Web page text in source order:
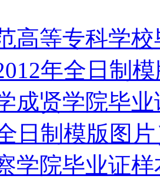
高等专科学
年全日制
成贤学院毕
日制模版图
学院毕业证